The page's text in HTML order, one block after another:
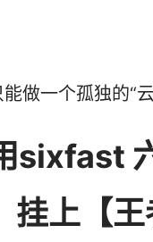
做一个孤独的“云
sixfast
挂上【